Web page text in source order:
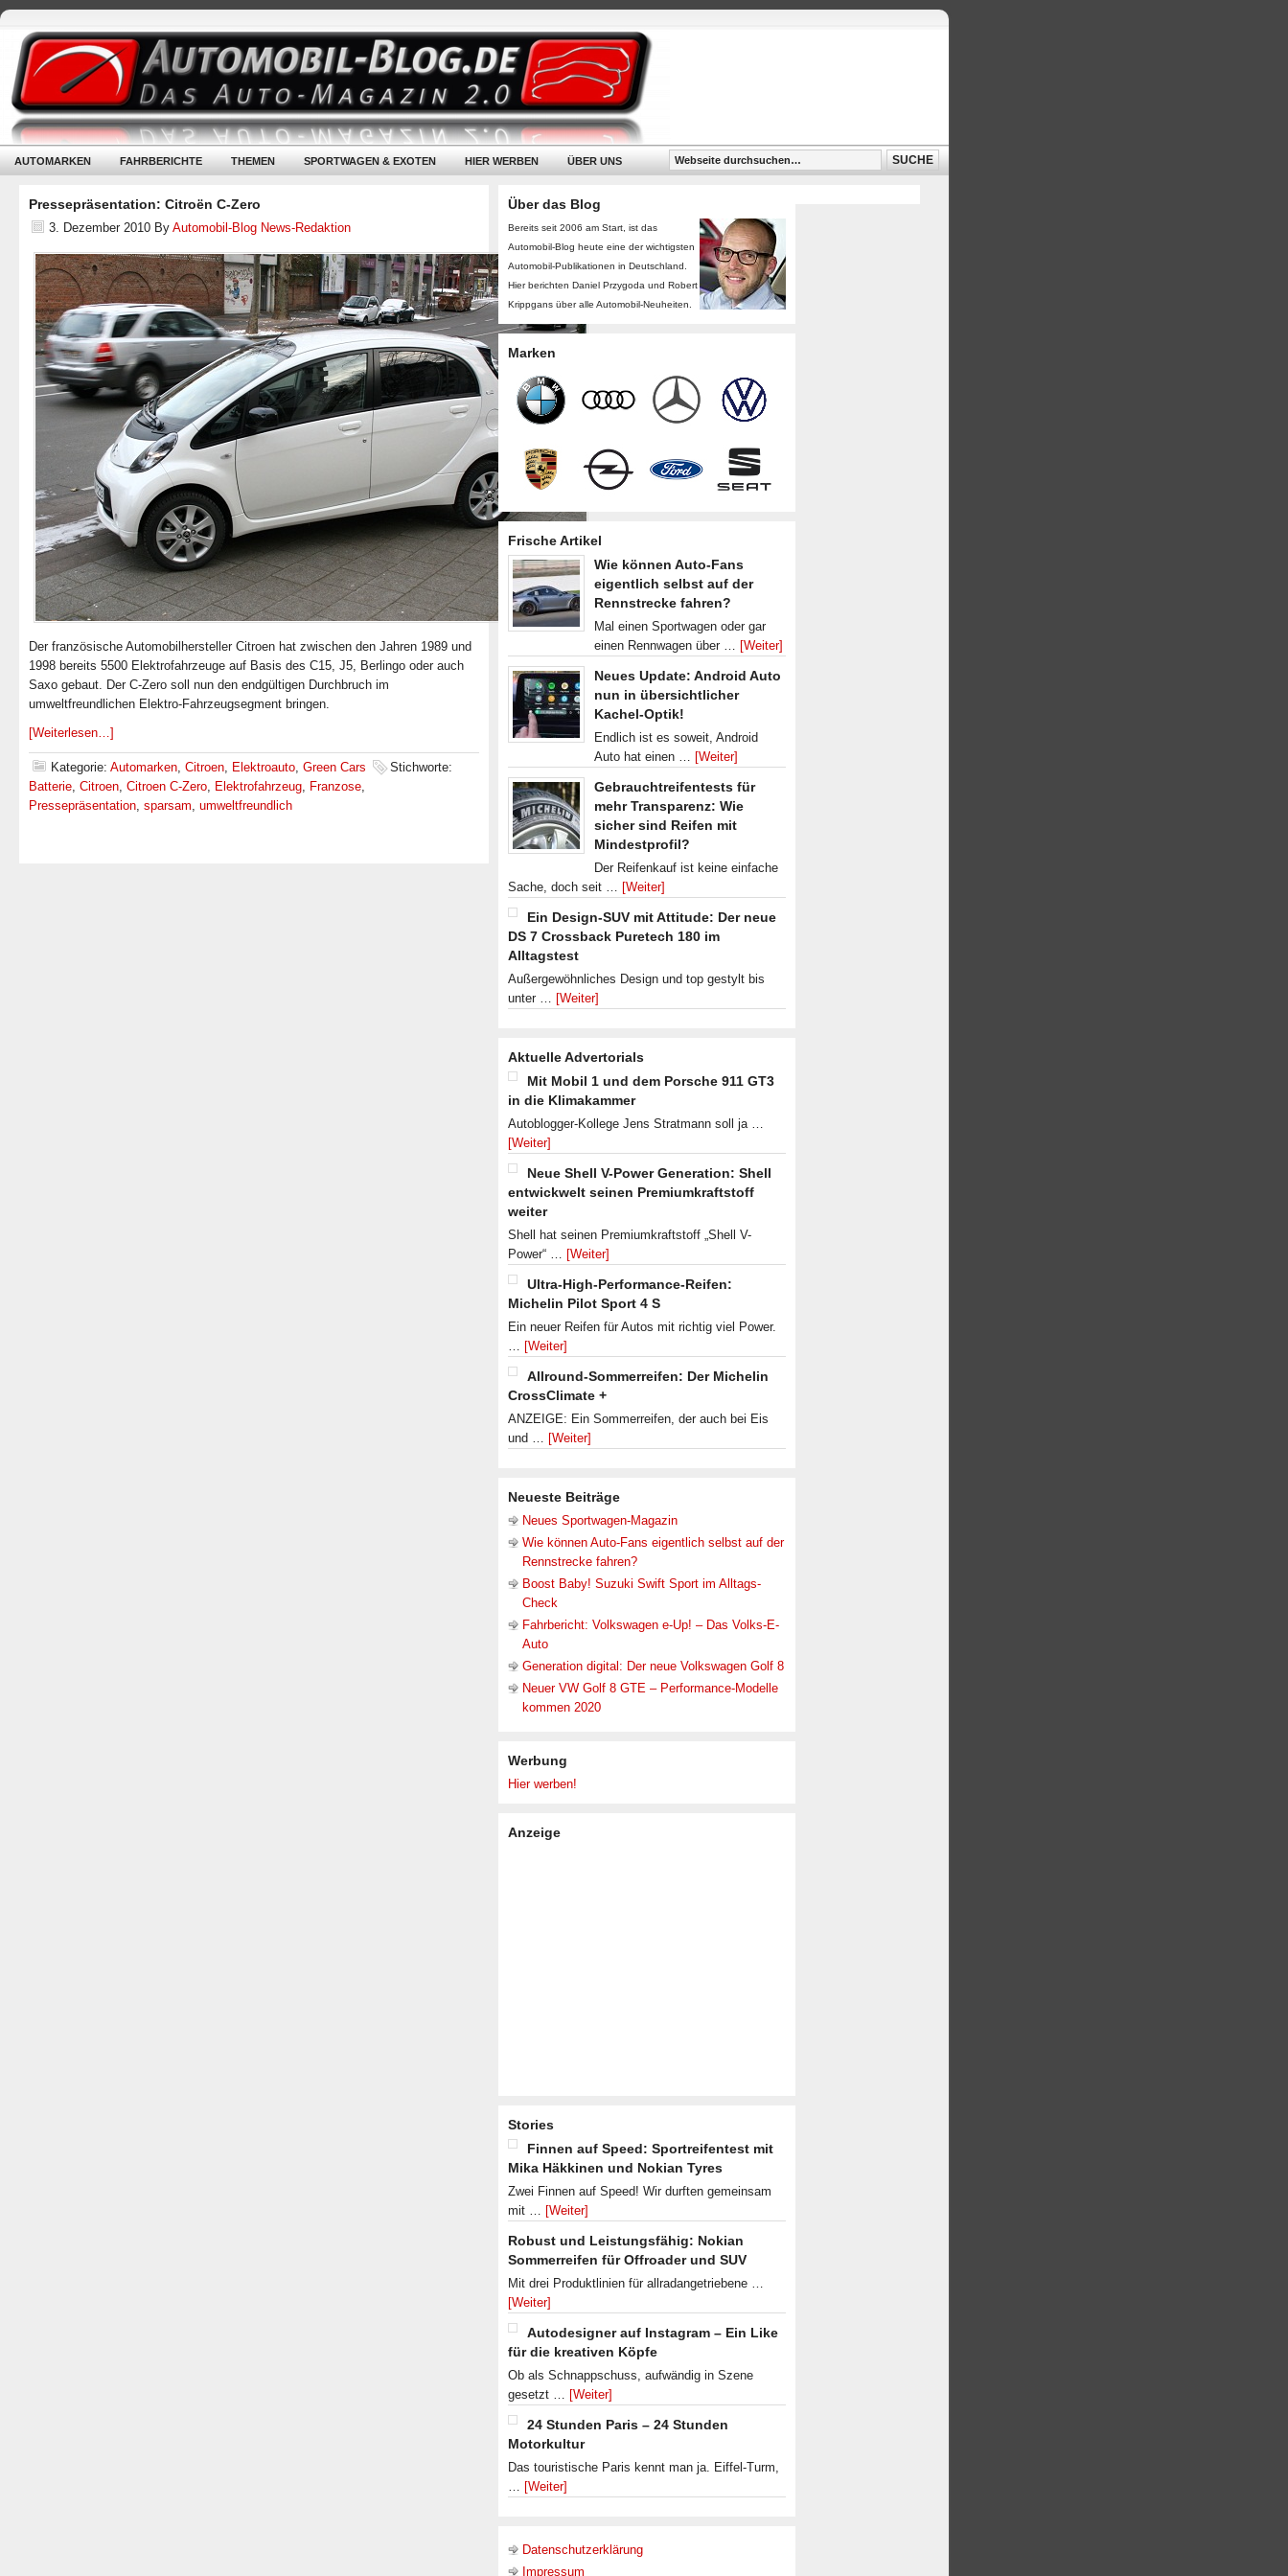
AUTOMARKEN FAHRBERICHTE THEMEN SPORTWAGEN & EXOTEN HIER WERBEN ÜBER UNS
Pressepräsentation: Citroën C-Zero
3. Dezember 2010 By Automobil-Blog News-Redaktion
Der französische Automobilhersteller Citroen hat zwischen den Jahren 1989 und
1998 bereits 5500 Elektrofahrzeuge auf Basis des C15, J5, Berlingo oder auch
Saxo gebaut. Der C-Zero soll nun den endgültigen Durchbruch im
umweltfreundlichen Elektro-Fahrzeugsegment bringen.
[Weiterlesen…]
Kategorie: Automarken, Citroen, Elektroauto, Green Cars
Stichworte:
Batterie, Citroen, Citroen C-Zero, Elektrofahrzeug, Franzose,
Pressepräsentation, sparsam, umweltfreundlich
Über das Blog
Bereits seit 2006 am Start, ist das
Automobil-Blog heute eine der wichtigsten
Automobil-Publikationen in Deutschland.
Hier berichten Daniel Przygoda und Robert
Krippgans über alle Automobil-Neuheiten.
Marken
Frische Artikel
Wie können Auto-Fans
eigentlich selbst auf der
Rennstrecke fahren?
Mal einen Sportwagen oder gar
einen Rennwagen über … [Weiter]
Neues Update: Android Auto
nun in übersichtlicher
Kachel-Optik!
Endlich ist es soweit, Android
Auto hat einen … [Weiter]
Gebrauchtreifentests für
mehr Transparenz: Wie
sicher sind Reifen mit
Mindestprofil?
Der Reifenkauf ist keine einfache
Sache, doch seit … [Weiter]
Ein Design-SUV mit Attitude: Der neue
DS 7 Crossback Puretech 180 im
Alltagstest
Außergewöhnliches Design und top gestylt bis
unter … [Weiter]
Aktuelle Advertorials
Mit Mobil 1 und dem Porsche 911 GT3
in die Klimakammer
Autoblogger-Kollege Jens Stratmann soll ja …
[Weiter]
Neue Shell V-Power Generation: Shell
entwickwelt seinen Premiumkraftstoff
weiter
Shell hat seinen Premiumkraftstoff „Shell V-
Power“ … [Weiter]
Ultra-High-Performance-Reifen:
Michelin Pilot Sport 4 S
Ein neuer Reifen für Autos mit richtig viel Power.
… [Weiter]
Allround-Sommerreifen: Der Michelin
CrossClimate +
ANZEIGE: Ein Sommerreifen, der auch bei Eis
und … [Weiter]
Neueste Beiträge
Neues Sportwagen-Magazin
Wie können Auto-Fans eigentlich selbst auf der
Rennstrecke fahren?
Boost Baby! Suzuki Swift Sport im Alltags-
Check
Fahrbericht: Volkswagen e-Up! – Das Volks-E-
Auto
Generation digital: Der neue Volkswagen Golf 8
Neuer VW Golf 8 GTE – Performance-Modelle
kommen 2020
Werbung
Hier werben!
Anzeige
Stories
Finnen auf Speed: Sportreifentest mit
Mika Häkkinen und Nokian Tyres
Zwei Finnen auf Speed! Wir durften gemeinsam
mit … [Weiter]
Robust und Leistungsfähig: Nokian
Sommerreifen für Offroader und SUV
Mit drei Produktlinien für allradangetriebene …
[Weiter]
Autodesigner auf Instagram – Ein Like
für die kreativen Köpfe
Ob als Schnappschuss, aufwändig in Szene
gesetzt … [Weiter]
24 Stunden Paris – 24 Stunden
Motorkultur
Das touristische Paris kennt man ja. Eiffel-Turm,
… [Weiter]
Datenschutzerklärung
Impressum